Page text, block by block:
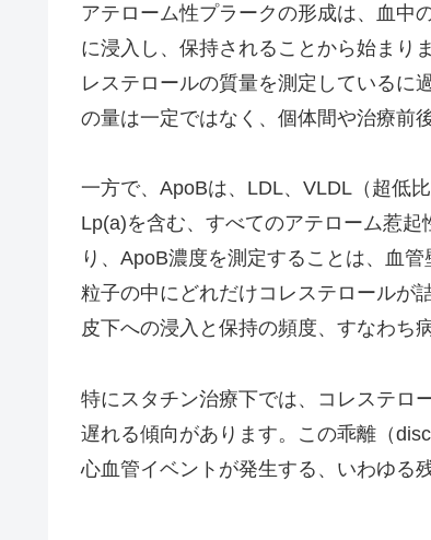
アテローム性プラークの形成は、血中
に浸入し、保持されることから始まり
レステロールの質量を測定しているに
の量は一定ではなく、個体間や治療前
一方で、ApoBは、LDL、VLDL（超低
Lp(a)を含む、すべてのアテローム惹
り、ApoB濃度を測定することは、血
粒子の中にどれだけコレステロールが
皮下への浸入と保持の頻度、すなわち
特にスタチン治療下では、コレステロ
遅れる傾向があります。この乖離（
心血管イベントが発生する、いわゆる